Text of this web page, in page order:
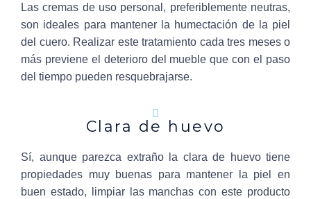
Las cremas de uso personal, preferiblemente neutras,
son ideales para mantener la humectación de la piel
del cuero. Realizar este tratamiento cada tres meses o
más previene el deterioro del mueble que con el paso
del tiempo pueden resquebrajarse.
Clara de huevo
Sí, aunque parezca extraño la clara de huevo tiene
propiedades muy buenas para mantener la piel en
buen estado, limpiar las manchas con este producto